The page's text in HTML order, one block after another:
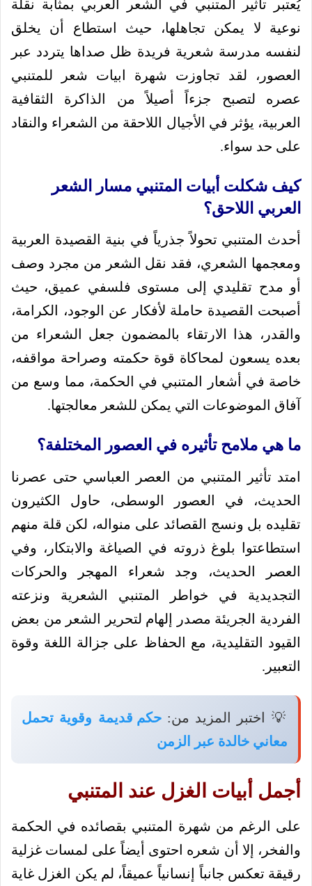
يُعتبر تأثير المتنبي في الشعر العربي بمثابة نقلة
نوعية لا يمكن تجاهلها، حيث استطاع أن يخلق
لنفسه مدرسة شعرية فريدة ظل صداها يتردد عبر
العصور، لقد تجاوزت شهرة ابيات شعر للمتنبي
عصره لتصبح جزءاً أصيلاً من الذاكرة الثقافية
العربية، يؤثر في الأجيال اللاحقة من الشعراء والنقاد
على حد سواء.
كيف شكلت أبيات المتنبي مسار الشعر
العربي اللاحق؟
أحدث المتنبي تحولاً جذرياً في بنية القصيدة العربية
ومعجمها الشعري، فقد نقل الشعر من مجرد وصف
أو مدح تقليدي إلى مستوى فلسفي عميق، حيث
أصبحت القصيدة حاملة لأفكار عن الوجود، الكرامة،
والقدر، هذا الارتقاء بالمضمون جعل الشعراء من
بعده يسعون لمحاكاة قوة حكمته وصراحة مواقفه،
خاصة في أشعار المتنبي في الحكمة، مما وسع من
آفاق الموضوعات التي يمكن للشعر معالجتها.
ما هي ملامح تأثيره في العصور المختلفة؟
امتد تأثير المتنبي من العصر العباسي حتى عصرنا
الحديث، في العصور الوسطى، حاول الكثيرون
تقليده بل ونسج القصائد على منواله، لكن قلة منهم
استطاعتوا بلوغ ذروته في الصياغة والابتكار، وفي
العصر الحديث، وجد شعراء المهجر والحركات
التجديدية في خواطر المتنبي الشعرية ونزعته
الفردية الجريئة مصدر إلهام لتحرير الشعر من بعض
القيود التقليدية، مع الحفاظ على جزالة اللغة وقوة
التعبير.
💡 اختبر المزيد من:حكم قديمة وقوية تحمل
معاني خالدة عبر الزمن
أجمل أبيات الغزل عند المتنبي
على الرغم من شهرة المتنبي بقصائده في الحكمة
والفخر، إلا أن شعره احتوى أيضاً على لمسات غزلية
رقيقة تعكس جانباً إنسانياً عميقاً، لم يكن الغزل غاية